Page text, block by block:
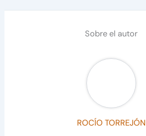
Sobre el autor
ROCÍO TORREJÓN